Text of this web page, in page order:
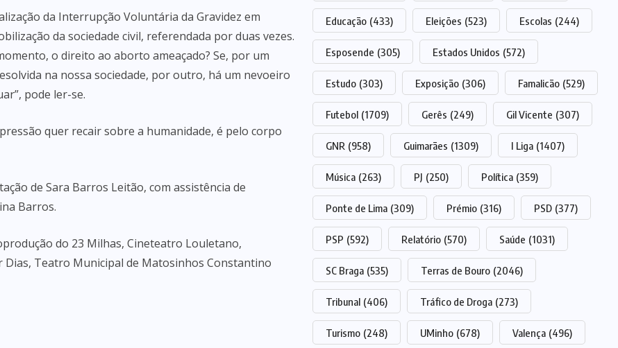
da Interrupção Voluntária da Gravidez em
da sociedade civil, referendada por duas vezes.
o direito ao aborto ameaçado? Se, por um
na nossa sociedade, por outro, há um nevoeiro
pode ler-se.
quer recair sobre a humanidade, é pelo corpo
de Sara Barros Leitão, com assistência de
Barros.
do 23 Milhas, Cineteatro Louletano,
Teatro Municipal de Matosinhos Constantino
Educação (433) Eleições (523) Escolas (244)
Esposende (305) Estados Unidos (572)
Estudo (303) Exposição (306) Famalicão (529)
Futebol (1709) Gerês (249) Gil Vicente (307)
GNR (958) Guimarães (1309) I Liga (1407)
Música (263) PJ (250) Política (359)
Ponte de Lima (309) Prémio (316) PSD (377)
PSP (592) Relatório (570) Saúde (1031)
SC Braga (535) Terras de Bouro (2046)
Tribunal (406) Tráfico de Droga (273)
Turismo (248) UMinho (678) Valença (496)